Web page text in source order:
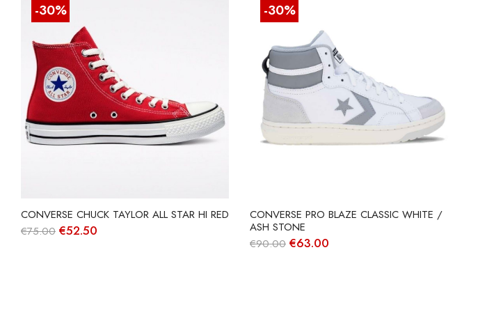
-30%
CONVERSE CHUCK TAYLOR ALL STAR HI RED
€75.00 O
€52.50
-30%
CONVERSE PRO BLAZE CLASSIC WHITE /
ASH STONE
€90.00 O
€63.00